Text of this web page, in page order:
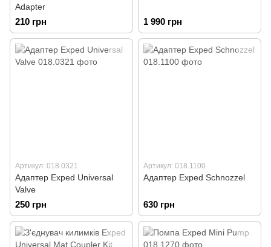
Adapter
210 грн 1 990 грн
Артикул: 018.0321
Адаптер Exped Universal
Valve
250 грн
Артикул: 018.1100
Адаптер Exped Schnozzel
630 грн